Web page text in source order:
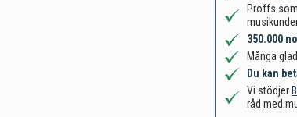
Proffs
350.000
Många
Du kan
Vi stödjer
råd med